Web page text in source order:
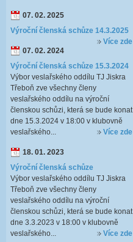
07. 02. 2025
Výroční členská schůze 14.3.2025
Více zde
07. 02. 2024
Výroční členská schůze 15.3.2024
Výbor veslařského oddílu TJ Jiskra
Třeboň zve všechny členy
veslařského oddílu na výroční
členskou schůzi, která se bude konat
dne 15.3.2024 v 18:00 v klubovně
veslařského...
Více zde
18. 01. 2023
Výroční členská schůze
Výbor veslařského oddílu TJ Jiskra
Třeboň zve všechny členy
veslařského oddílu na výroční
členskou schůzi, která se bude konat
dne 3.3.2023 v 18:00 v klubovně
veslařského...
Více zde